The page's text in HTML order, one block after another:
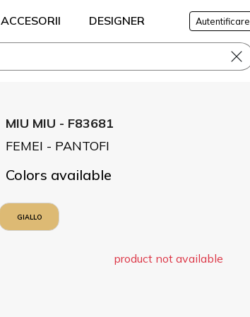
ACCESORII DESIGNER Autentificare
MIU MIU - F83681
FEMEI - PANTOFI
Colors available
GIALLO
product not available